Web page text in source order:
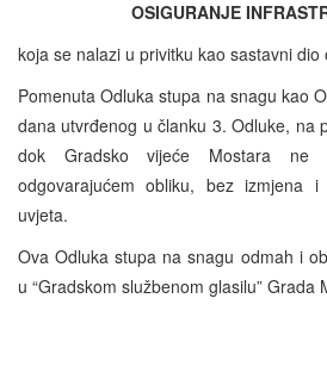
OSIGURANJE
koja se nalazi u privitku kao sastavni dio
Pomenuta Odluka stupa na snagu kao
dana utvrđenog u članku 3. Odluke, na
dok Gradsko vijeće Mostara
odgovarajućem obliku, bez izmjena
uvjeta.
Ova Odluka stupa na snagu odmah i
u “Gradskom službenom glasilu” Grada